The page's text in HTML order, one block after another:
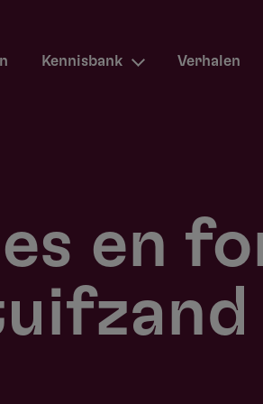
Kennisbank Verhalen
en